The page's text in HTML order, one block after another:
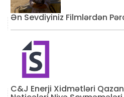
Ən Sevdiyiniz Filmlərdən
C&J Enerji Xidmətləri